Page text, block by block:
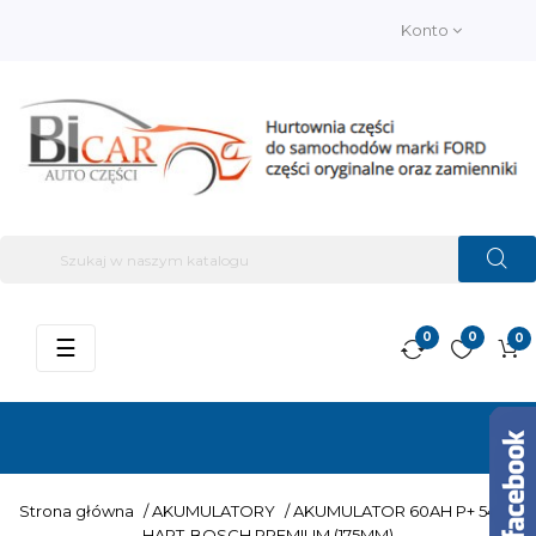
Konto
0
0
0
Przełącz
☰
Strona główna / AKUMULATORY / AKUMULATOR 60AH P+ 540A